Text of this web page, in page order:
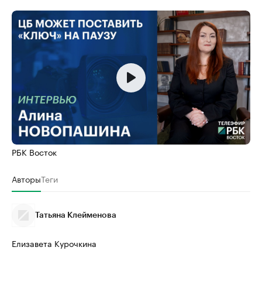
РБК Восток
АвторыТеги
Татьяна Клейменова
Елизавета Курочкина